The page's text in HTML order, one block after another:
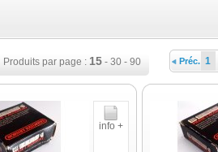
Produits par page : 15- 30- 90 Préc. 1
info +